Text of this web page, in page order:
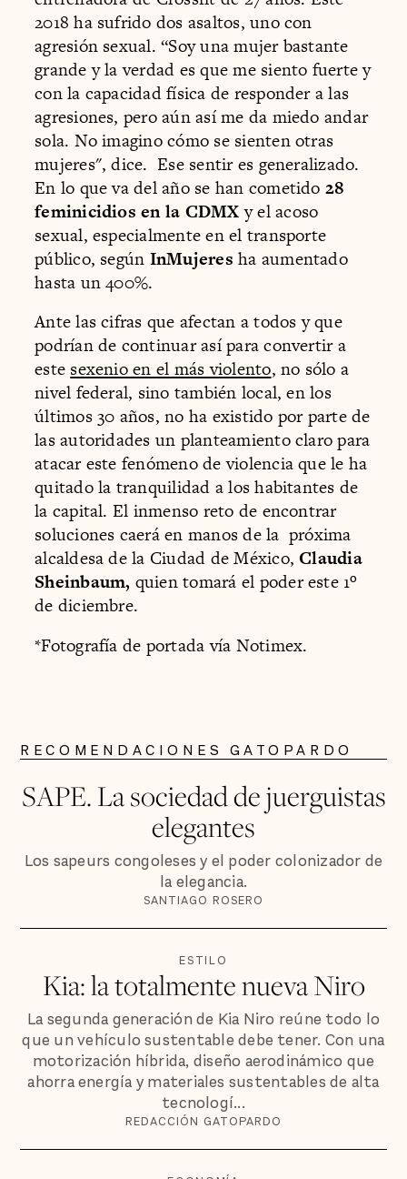
2018 ha sufrido dos asaltos, uno con
agresión sexual. “Soy una mujer bastante
grande y la verdad es que me siento fuerte y
con la capacidad física de responder a las
agresiones, pero aún así me da miedo andar
sola. No imagino cómo se sienten otras
mujeres", dice. Ese sentir es generalizado.
En lo que va del año se han cometido 28
feminicidios en la CDMXy el acoso
sexual, especialmente en el transporte
público, según InMujeres ha aumentado
hasta un 400%.
Ante las cifras que afectan a todos y que
podrían de continuar así para convertir a
este sexenio en el más violento, no sólo a
nivel federal, sino también local, en los
últimos 30 años, no ha existido por parte de
las autoridades un planteamiento claro para
atacar este fenómeno de violencia que le ha
quitado la tranquilidad a los habitantes de
la capital. El inmenso reto de encontrar
soluciones caerá en manos de la próxima
alcaldesa de la Ciudad de México,Claudia
Sheinbaum, quien tomará el poder este 1º
de diciembre.
*Fotografía de portada vía Notimex.
RECOMENDACIONES GATOPARDO
SAPE. La sociedad de juerguistas
elegantes
Los sapeurs congoleses y el poder colonizador de
la elegancia.
SANTIAGO ROSERO
ESTILO
Kia: la totalmente nueva Niro
La segunda generación de Kia Niro reúne todo lo
que un vehículo sustentable debe tener. Con una
motorización híbrida, diseño aerodinámico que
ahorra energía y materiales sustentables de alta
tecnologí...
REDACCIÓN GATOPARDO